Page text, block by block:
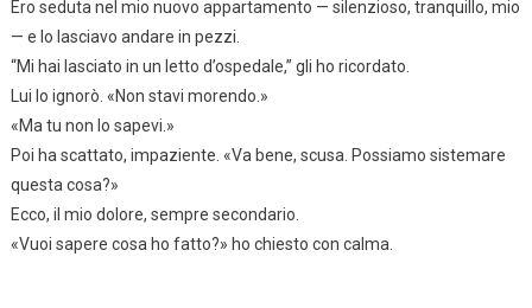
Ero seduta nel mio nuovo appartamento — silenzioso, tranquillo, mio
— e lo lasciavo andare in pezzi.
“Mi hai lasciato in un letto d’ospedale,” gli ho ricordato.
Lui lo ignorò. «Non stavi morendo.»
«Ma tu non lo sapevi.»
Poi ha scattato, impaziente. «Va bene, scusa. Possiamo sistemare
questa cosa?»
Ecco, il mio dolore, sempre secondario.
«Vuoi sapere cosa ho fatto?» ho chiesto con calma.